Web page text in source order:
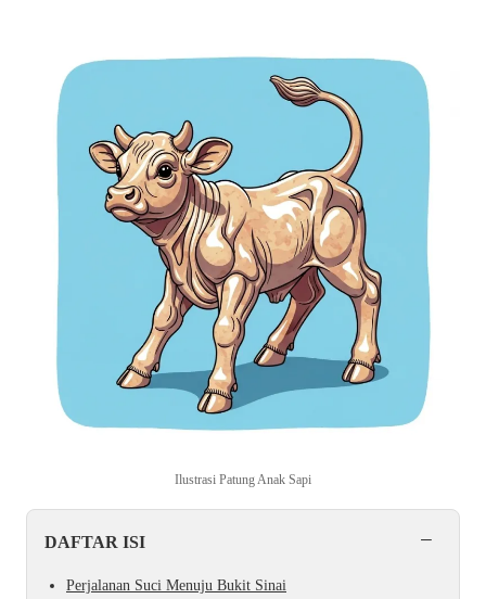
Ilustrasi Patung Anak Sapi
DAFTAR ISI −
Perjalanan Suci Menuju Bukit Sinai